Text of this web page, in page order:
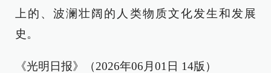
上的、波澜壮阔的人类物质文化发生和发展
史。
《光明日报》（2026年06月01日 14版）